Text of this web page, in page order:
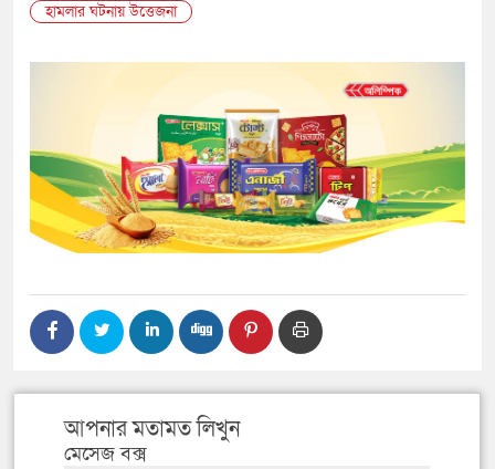
হামলার ঘটনায় উত্তেজনা
আপনার মতামত লিখুন
মেসেজ বক্স